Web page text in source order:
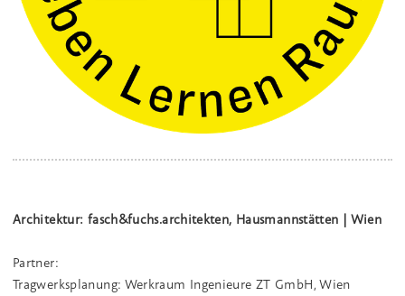
Architektur: fasch&fuchs.architekten, Hausmannstätten | Wien
Partner:
Tragwerksplanung: Werkraum Ingenieure ZT GmbH, Wien